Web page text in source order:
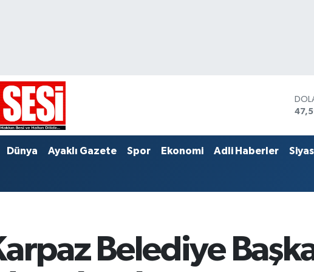
Dünya Ayaklı Gazete Spor Ekonomi Adli Haberler
Belediye